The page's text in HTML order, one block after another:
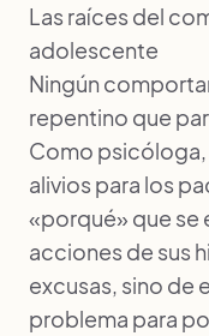
Las raíces del
adolescente
Ningún
repentino que
Como psicóloga,
alivios para los
«porqué» que se
acciones de sus
excusas, sino de
problema para